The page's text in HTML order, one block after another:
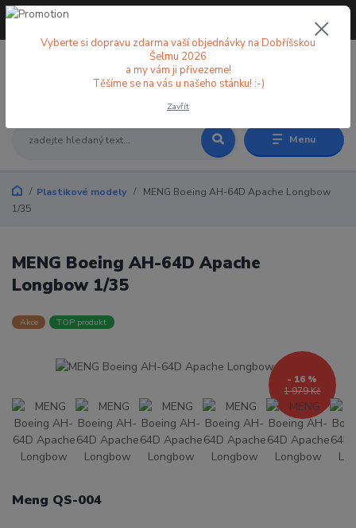
Menu
+420 773 998 582
Plastikové modely
MENG Boeing AH-64D Apache Longbow
1/35
MENG Boeing AH-64D Apache
Longbow 1/35
Akce TOP produkt
1 979 Kč
- 16 %
Meng QS-004
Vyberte si dopravu zdarma vaší objednávky na Dobříšskou
Šelmu 2026
a my vám ji přivezeme!
Těšíme se na vás u našeho stánku! :-)
Zavřít